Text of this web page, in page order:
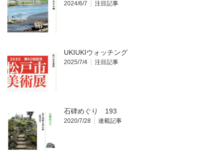
2024/6/7 注目記事
UKIUKIウォッチング
2025/7/4 注目記事
石碑めぐり 193
2020/7/28 連載記事